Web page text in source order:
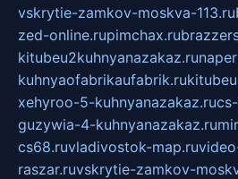
vskrytie-zamkov-moskva-113.ru
zed-online.rupimchax.ru
kitubeu2kuhnyanazakaz.ru
kuhnyaofabrikaufabrik.ru
xehyroo-5-kuhnyanazakaz.ru
guzywia-4-kuhnyanazakaz.ru
cs68.ruvladivostok-map.ru
raszar.ruvskrytie-zamkov-